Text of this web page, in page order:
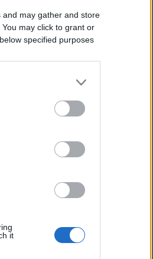
may gather and store
may click to grant or
specified purposes
it
e
e